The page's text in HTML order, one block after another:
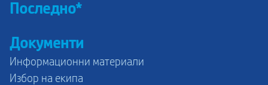
Последно*
Документи
Информационни материали
Избор на екипа